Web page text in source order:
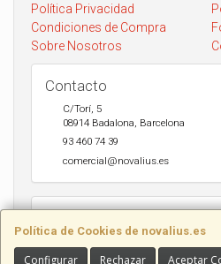
Política de Cookies de novalius.es
Configurar Rechazar Aceptar
Política Privacidad
Condiciones de Compra
Sobre Nosotros
Contacto
C/Torí, 5
08914 Badalona, Barcelona
93 460 74 39
comercial@novalius.es
20h. Sábados de 10h a 14h. Envio a